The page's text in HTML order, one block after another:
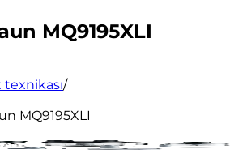
MQ9195XLI
/
MQ9195XLI